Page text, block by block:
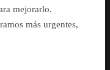
mejorarlo.
más urgentes,